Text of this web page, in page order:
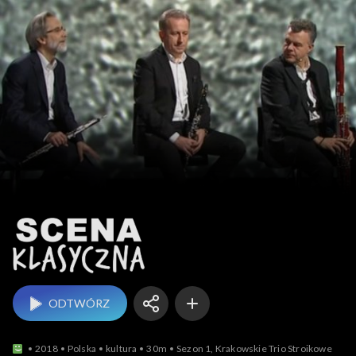
Scena klasyczna
ODTWÓRZ
2018 Polska kultura 30m Sezon 1, Krakowskie Trio Stroikowe